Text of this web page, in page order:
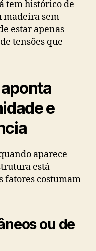
tem histórico de
madeira sem
estar apenas
tensões que
e
aparece
está
fatores costumam
ou de